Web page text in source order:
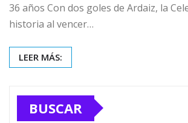
36 años Con dos goles de Ardaiz, la
historia al vencer…
LEER MÁS:
BUSCAR